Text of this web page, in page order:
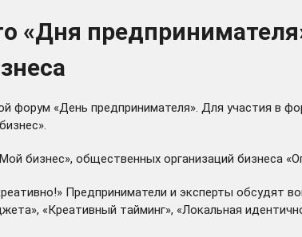
«Дня
«День предпринимателя». Для участия в
бизнес», общественных организаций бизнеса
Предприниматели и эксперты обсудят
«Креативный тайминг», «Локальная